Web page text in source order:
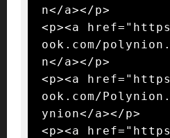
n</a></p>
<p><a
ook.com/
n</a></p>
<p><a
ook.com/
ynion</a></p>
<p><a